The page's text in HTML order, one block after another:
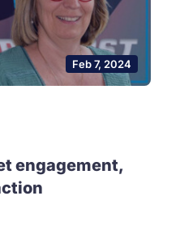
Feb 7, 2024
engagement,